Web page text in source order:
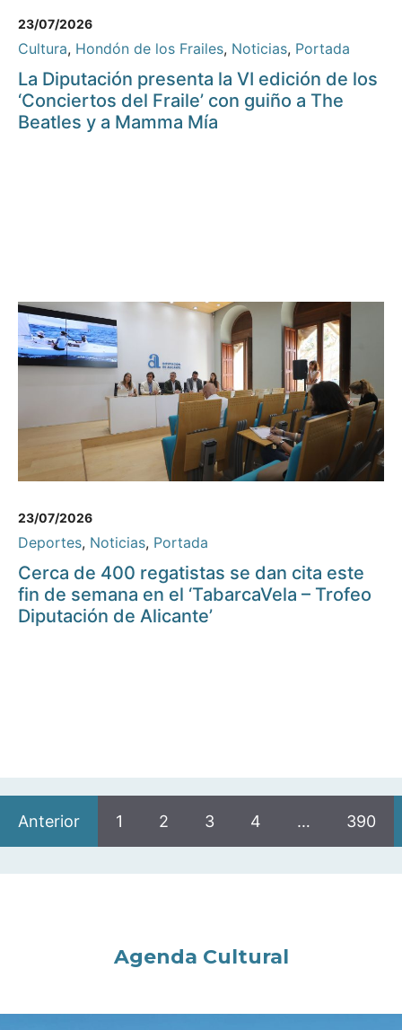
23/07/2026
Cultura, Hondón de los Frailes, Noticias, Portada
La Diputación presenta la VI edición de los
‘Conciertos del Fraile’ con guiño a The
Beatles y a Mamma Mía
23/07/2026
Deportes, Noticias, Portada
Cerca de 400 regatistas se dan cita este
fin de semana en el ‘TabarcaVela – Trofeo
Diputación de Alicante’
Anterior 1 2 3 4 … 390
Agenda Cultural